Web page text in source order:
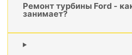
Ремонт турбины Ford -
занимает?